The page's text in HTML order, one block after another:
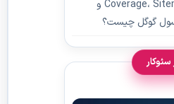
آموزش کامل Coverage، Sitemap و